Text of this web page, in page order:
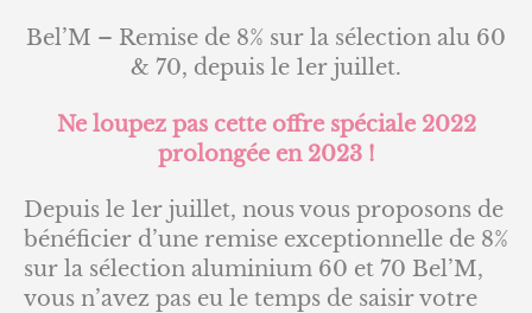
Bel’M – Remise de 8% sur la sélection alu 60
& 70, depuis le 1er juillet.
Ne loupez pas cette offre spéciale 2022
prolongée en 2023 !
Depuis le 1er juillet, nous vous proposons de
bénéficier d’une remise exceptionnelle de 8%
sur la sélection aluminium 60 et 70 Bel’M,
vous n’avez pas eu le temps de saisir votre